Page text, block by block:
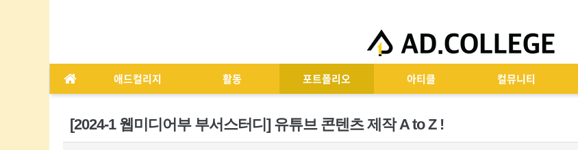
애드컬리지 활동 포트폴리오 아티클 컬뮤니티
[2024-1 웹미디어부 부서스터디] 유튜브 콘텐츠 제작 A to Z !